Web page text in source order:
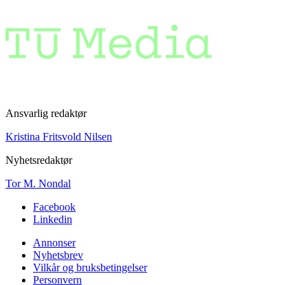
Ansvarlig redaktør
Kristina Fritsvold Nilsen
Nyhetsredaktør
Tor M. Nondal
Facebook
Linkedin
Annonser
Nyhetsbrev
Vilkår og bruksbetingelser
Personvern